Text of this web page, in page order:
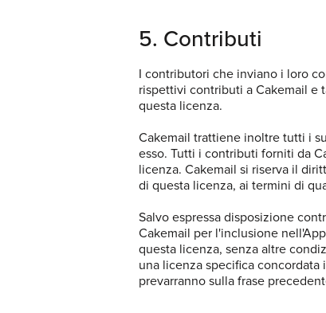
5. Contributi
I contributori che inviano i loro
rispettivi contributi a Cakemail e
questa licenza.
Cakemail trattiene inoltre tutti i
esso. Tutti i contributi forniti da
licenza. Cakemail si riserva il
di questa licenza, ai termini di
Salvo espressa disposizione
Cakemail per l'inclusione
questa licenza, senza altre
una licenza specifica
prevarranno sulla frase